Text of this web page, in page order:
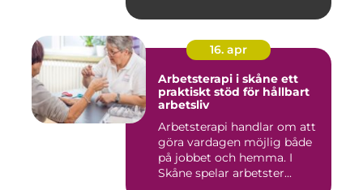
16. apr
Arbetsterapi i skåne ett
praktiskt stöd för hållbart
arbetsliv
Arbetsterapi handlar om att
göra vardagen möjlig både
på jobbet och hemma. I
Skåne spelar arbetster...